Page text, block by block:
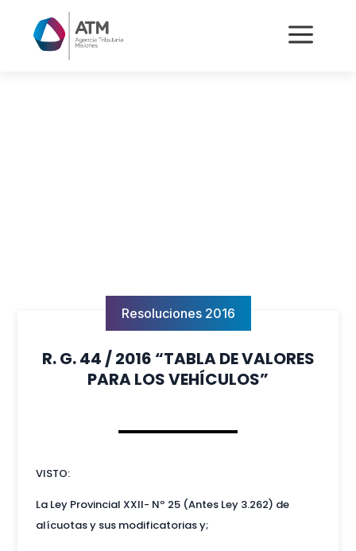
a
Resoluciones 2016
R. G. 44 / 2016 “TABLA DE VALORES
PARA LOS VEHÍCULOS”
VISTO:
La Ley Provincial XXII- Nº 25 (Antes Ley 3.262) de
alícuotas y sus modificatorias y;